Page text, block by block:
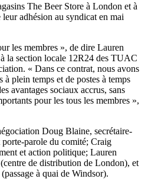
The Beer Store à London et à
adhésion au syndicat en mai
les membres », de dire Lauren
la section locale 12R24 des TUAC
« Dans ce contrat, nous avons
à plein temps et de postes à temps
avantages sociaux accrus, sans
pour les tous les membres »,
Doug Blaine, secrétaire-
parole du comité; Craig
et action politique; Lauren
de distribution de London), et
à quai de Windsor).